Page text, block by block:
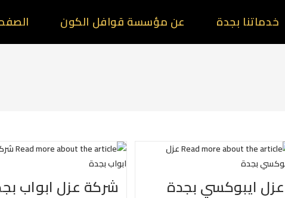
عن مؤسسة قوافل الكون خدماتنا بجدة
عزل ايبوكسي بجدة شركة عزل ابواب